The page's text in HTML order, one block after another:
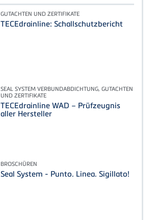
GUTACHTEN UND ZERTIFIKATE
TECEdrainline: Schallschutzbericht
SEAL SYSTEM VERBUNDABDICHTUNG, GUTACHTEN
UND ZERTIFIKATE
TECEdrainline WAD – Prüfzeugnis
aller Hersteller
BROSCHÜREN
Seal System - Punto. Linea. Sigillato!